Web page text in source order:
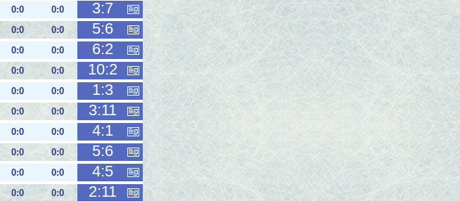
0:0 0:0 3:7
0:0 0:0 5:6
0:0 0:0 6:2
0:0 0:0 10:2
0:0 0:0 1:3
0:0 0:0 3:11
0:0 0:0 4:1
0:0 0:0 5:6
0:0 0:0 4:5
0:0 0:0 2:11